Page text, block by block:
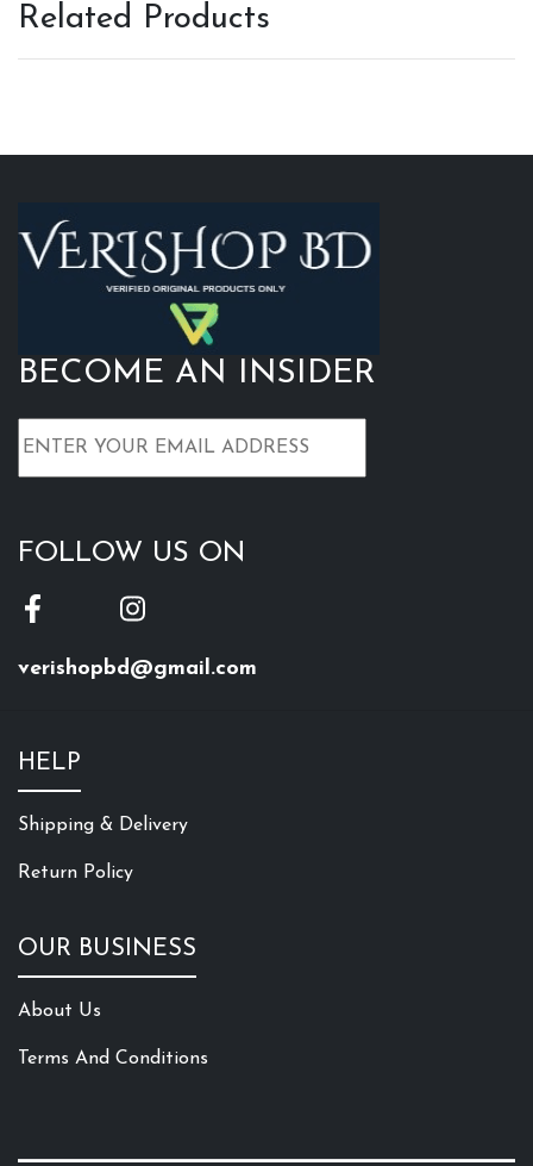
Related Products
BECOME AN INSIDER
FOLLOW US ON
verishopbd@gmail.com
HELP
Shipping & Delivery
Return Policy
OUR BUSINESS
About Us
Terms And Conditions